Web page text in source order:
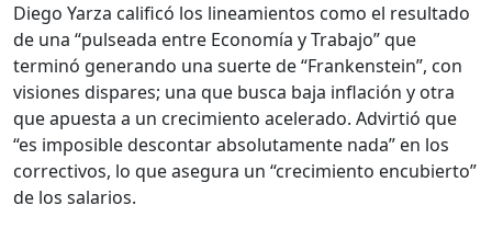
Diego Yarza calificó los lineamientos como el resultado
de una “pulseada entre Economía y Trabajo” que
terminó generando una suerte de “Frankenstein”, con
visiones dispares; una que busca baja inflación y otra
que apuesta a un crecimiento acelerado. Advirtió que
“es imposible descontar absolutamente nada” en los
correctivos, lo que asegura un “crecimiento encubierto”
de los salarios.